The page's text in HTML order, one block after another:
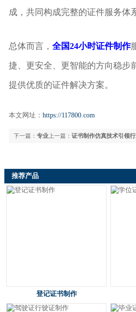
成，共同构成完整的证件服务体
总体而言， 全国24小时证件制作
捷、更安全、更智能的方向稳步
提供优质的证件解决方案。
本文网址： https://117800.com
上一篇：证书制作仿真技术引领
下一篇： 专业
推荐产品
登记证书制作